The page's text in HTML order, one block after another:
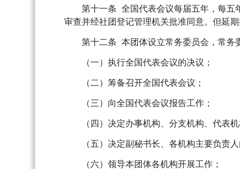
第十一条 全国代表会议每届五年，每五
审查并经社团登记管理机关批准同意。但延期
第十二条 本团体设立常务委员会，常务
（一）执行全国代表会议的决议；
（二）筹备召开全国代表会议；
（三）向全国代表会议报告工作；
（四）决定办事机构、分支机构、代表机
（五）决定副秘书长、各机构主要负责人
（六）领导本团体各机构开展工作；